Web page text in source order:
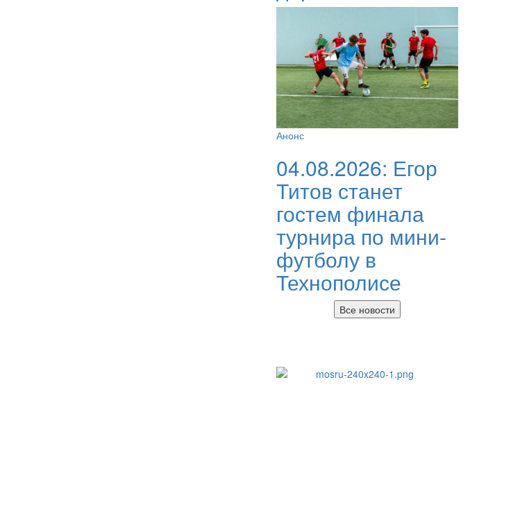
Анонс
04.08.2026: Егор
Титов станет
гостем финала
турнира по мини-
футболу в
Технополисе
Все новости